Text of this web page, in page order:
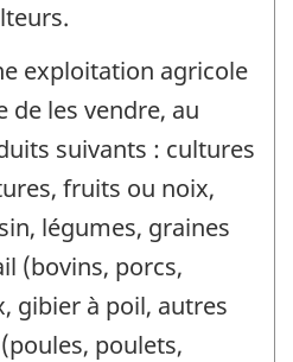
exploitation agricole
de les vendre, au
suivants : cultures
fruits ou noix,
légumes, graines
(bovins, porcs,
gibier à poil, autres
poulets,